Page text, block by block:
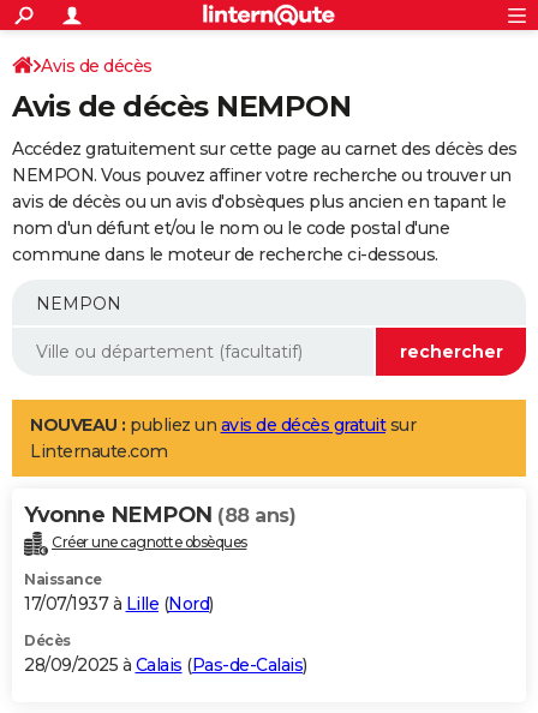
ACTUALITÉS
Politique
Société
Faits Divers
Education
Monde
Villes
+
SPORT
Coupe du monde 2026
Football
Tennis
Cyclisme
Rugby
Forum
Programme TV
TNT
Streaming
Cinéma
Sorties cinéma
Musique
+
FINANCE
Retraite
Epargne
Immobilier
Risques naturels par ville
Banque
Assurance
AUTO
Essais
Réserver un essai
Citadines
Berlines
SUV
Forum auto
+
Mobiles
Meilleur smartphone
Internet
Ordinateurs
Jeux vidéo
Guide high-tech
Aménagement intérieur
LIFESTYLE
Art de vivre
Bien-être
Loisirs
Mode
Modes de vie
Alimentation
Guide de la santé
Maladies
Médicaments
Sommeil
VOYAGE
Destinations
City break
Voyage nature
Voyage de noces
Forum
Climat
+PHOTO
GUIDES D'ACHAT
BONS PLANS
Avis de décès
Avis de décès NEMPON
Accédez gratuitement sur cette page au carnet des décès des
NEMPON. Vous pouvez affiner votre recherche ou trouver un
avis de décès ou un avis d'obsèques plus ancien en tapant le
nom d'un défunt et/ou le nom ou le code postal d'une
commune dans le moteur de recherche ci-dessous.
NOUVEAU : publiez un avis de décès gratuitsur
Linternaute.com
Yvonne NEMPON (88 ans)
Créer une cagnotte obsèques
Naissance
17/07/1937 à Lille (Nord)
Décès
28/09/2025 à Calais (Pas-de-Calais)